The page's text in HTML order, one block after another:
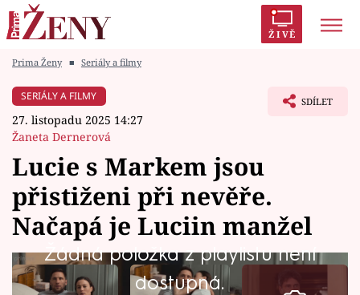
ŽIVĚ
Módní alarm
Témata
Celebrity
Vztahy
Prima Ženy ■ Seriály a filmy
SERIÁLY A FILMY
27. listopadu 2025 14:27
Žaneta Dernerová
SDÍLET
Lucie s Markem jsou
přistiženi při nevěře.
Načapá je Luciin manžel
Žádná položka z playlistu není
dostupná.